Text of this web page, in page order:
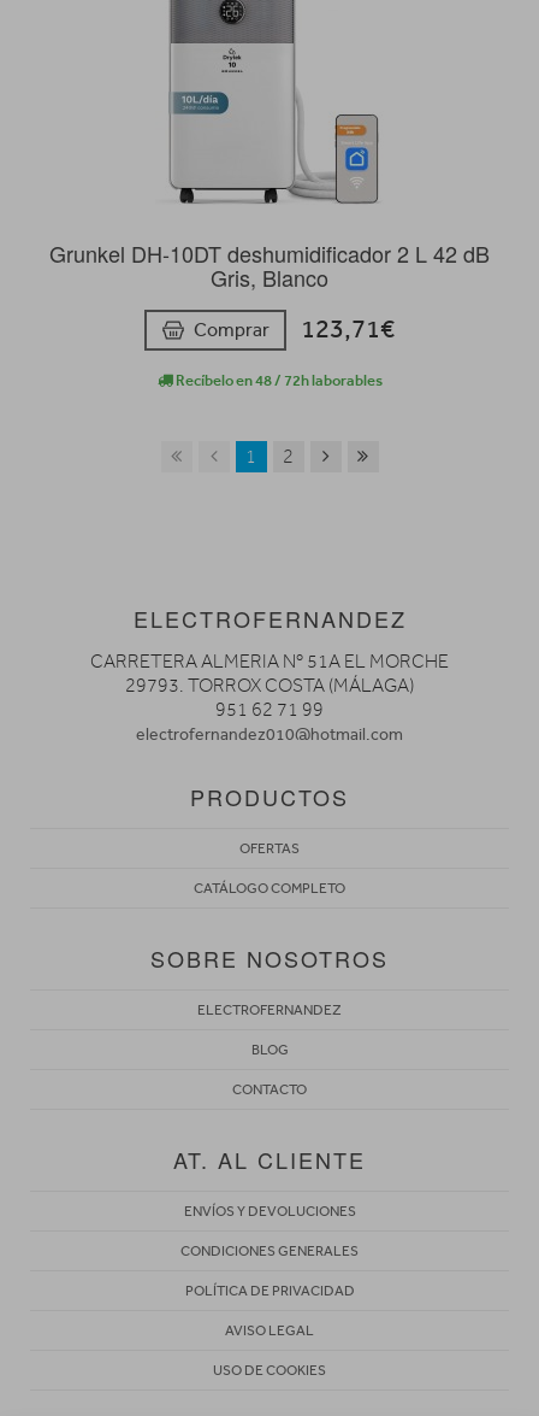
Grunkel DH-10DT deshumidificador 2 L 42 dB
Gris, Blanco
Comprar 123,71€
Recíbelo en 48 / 72h laborables
1 2
ELECTROFERNANDEZ
CARRETERA ALMERIA Nº 51A EL MORCHE
29793. TORROX COSTA (MÁLAGA)
951 62 71 99
electrofernandez010@hotmail.com
PRODUCTOS
OFERTAS
CATÁLOGO COMPLETO
SOBRE NOSOTROS
ELECTROFERNANDEZ
BLOG
CONTACTO
AT. AL CLIENTE
ENVÍOS Y DEVOLUCIONES
CONDICIONES GENERALES
POLÍTICA DE PRIVACIDAD
AVISO LEGAL
USO DE COOKIES